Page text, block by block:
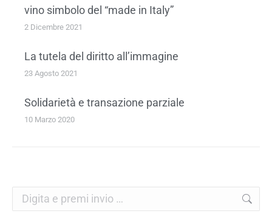
vino simbolo del “made in Italy”
2 Dicembre 2021
La tutela del diritto all’immagine
23 Agosto 2021
Solidarietà e transazione parziale
10 Marzo 2020